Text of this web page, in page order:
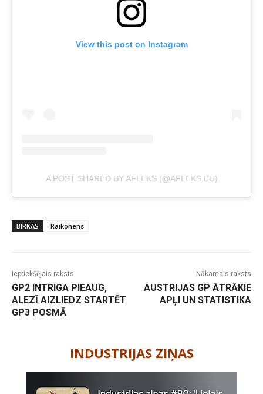
View this post on Instagram
A POST SHARED BY AFLEKS (@AFLEKS.EU)
BIRKAS Raikonens
Iepriekšējais raksts
GP2 INTRIGA PIEAUG,
ALEZĪ AIZLIEDZ STARTĒT
GP3 POSMĀ
Nākamais raksts
AUSTRIJAS GP ĀTRĀKIE
APĻI UN STATISTIKA
INDUSTRIJAS ZIŅAS